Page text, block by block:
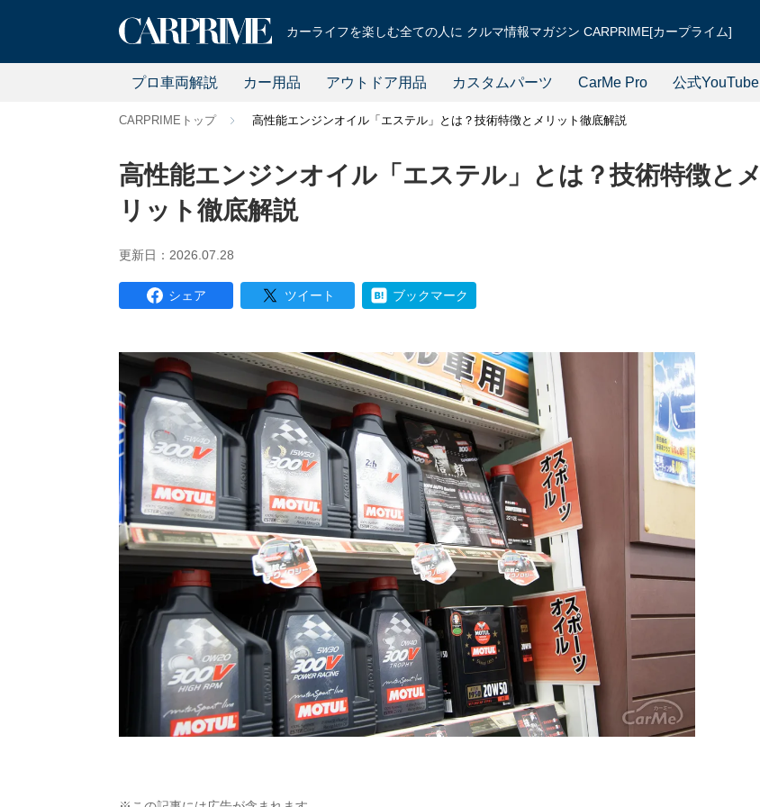
カーライフを楽しむ全ての人に クルマ情報マガジン CARPRIME[カープライム]
プロ車両解説 カー用品 アウトドア用品 カスタムパーツ CarMe Pro 公式YouTube
CARPRIMEトップ 高性能エンジンオイル「エステル」とは？技術特徴とメリット徹底解説
高性能エンジンオイル「エステル」とは？技術特徴とメ
リット徹底解説
更新日：2026.07.28
シェア ツイート ブックマーク